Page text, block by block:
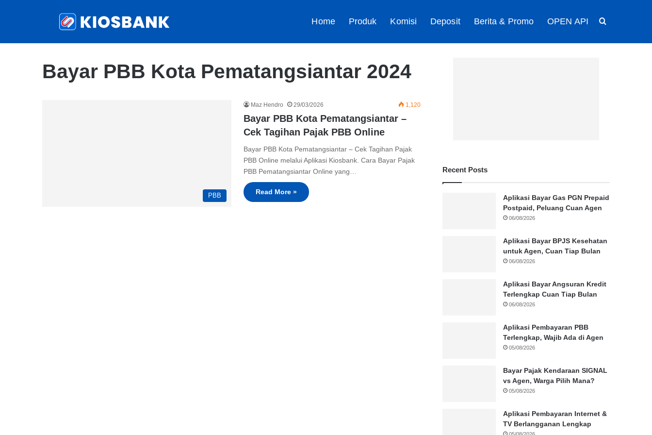
Home Produk Komisi Deposit Berita & Promo OPEN API
Bayar PBB Kota Pematangsiantar 2024
PBB
Maz Hendro 29/03/2026 1,120
Bayar PBB Kota Pematangsiantar –
Cek Tagihan Pajak PBB Online
Bayar PBB Kota Pematangsiantar – Cek Tagihan Pajak
PBB Online melalui Aplikasi Kiosbank. Cara Bayar Pajak
PBB Pematangsiantar Online yang…
Read More »
Recent Posts
Aplikasi Bayar Gas PGN Prepaid
Postpaid, Peluang Cuan Agen
06/08/2026
Aplikasi Bayar BPJS Kesehatan
untuk Agen, Cuan Tiap Bulan
06/08/2026
Aplikasi Bayar Angsuran Kredit
Terlengkap Cuan Tiap Bulan
06/08/2026
Aplikasi Pembayaran PBB
Terlengkap, Wajib Ada di Agen
05/08/2026
Bayar Pajak Kendaraan SIGNAL
vs Agen, Warga Pilih Mana?
05/08/2026
Aplikasi Pembayaran Internet &
TV Berlangganan Lengkap